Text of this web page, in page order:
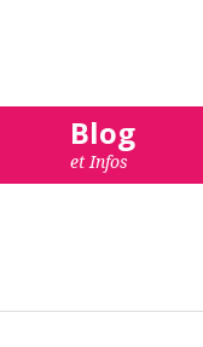
Blog
et Infos